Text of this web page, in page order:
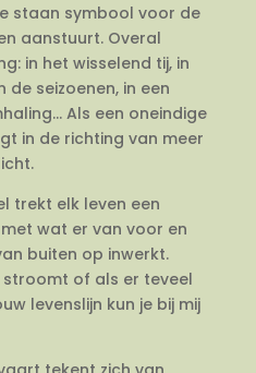
staan symbool voor de
aanstuurt. Overal
in het wisselend tij, in
seizoenen, in een
Als een oneindige
in de richting van meer
trekt elk leven een
wat er van voor en
buiten op inwerkt.
of als er teveel
levenslijn kun je bij mij